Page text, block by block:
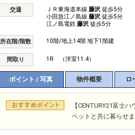
交通 ＪＲ東海道本線 藤沢 徒歩5分
小田急江ノ島線 藤沢 徒歩5分
江ノ島電鉄 藤沢 徒歩5分
所在階/階数 10階/地上14階 地下1階建
間取り 1R （洋室11.4）
ポイント / 写真 物件概要 ロ
【CENTURY21富士
ペットと共に暮らせま